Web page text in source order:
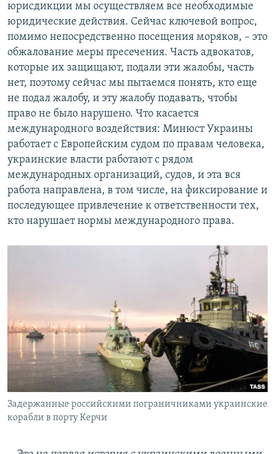
юрисдикции мы осуществляем все необходимые
юридические действия. Сейчас ключевой вопрос,
помимо непосредственно посещения моряков, – это
обжалование меры пресечения. Часть адвокатов,
которые их защищают, подали эти жалобы, часть
нет, поэтому сейчас мы пытаемся понять, кто еще
не подал жалобу, и эту жалобу подавать, чтобы
право не было нарушено. Что касается
международного воздействия: Минюст Украины
работает с Европейским судом по правам человека,
украинские власти работают с рядом
международных организаций, судов, и эта вся
работа направлена, в том числе, на фиксирование и
последующее привлечение к ответственности тех,
кто нарушает нормы международного права.
Задержанные российскими пограничниками украинские
корабли в порту Керчи